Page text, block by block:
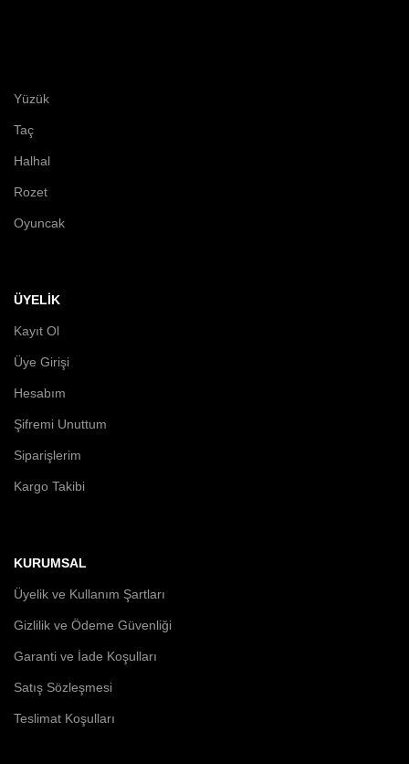
Yüzük
Taç
Halhal
Rozet
Oyuncak
ÜYELİK
Kayıt Ol
Üye Girişi
Hesabım
Şifremi Unuttum
Siparişlerim
Kargo Takibi
KURUMSAL
Üyelik ve Kullanım Şartları
Gizlilik ve Ödeme Güvenliği
Garanti ve İade Koşulları
Satış Sözleşmesi
Teslimat Koşulları